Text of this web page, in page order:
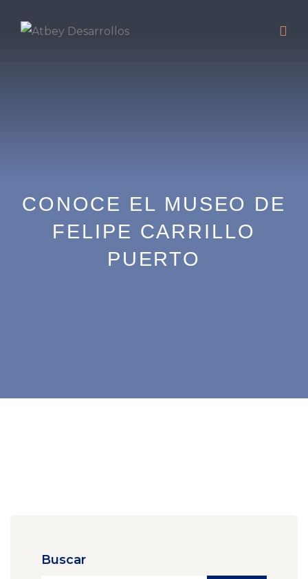
CONOCE EL MUSEO DE
FELIPE CARRILLO
PUERTO
Buscar